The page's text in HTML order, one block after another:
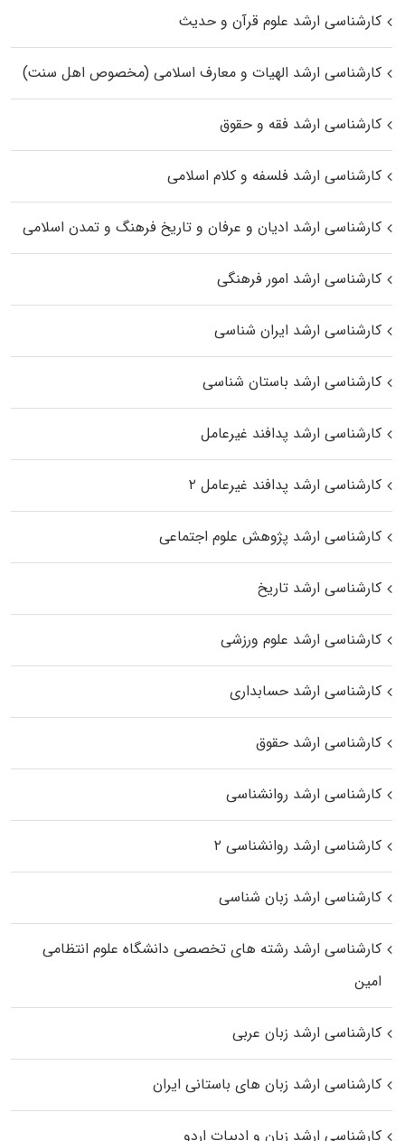
کارشناسی ارشد علوم قرآن و حدیث
کارشناسی ارشد الهیات و معارف اسلامی (مخصوص اهل سنت)
کارشناسی ارشد فقه و حقوق
کارشناسی ارشد فلسفه و کلام اسلامی
کارشناسی ارشد ادیان و عرفان و تاریخ فرهنگ و تمدن اسلامی
کارشناسی ارشد امور فرهنگی
کارشناسی ارشد ایران شناسی
کارشناسی ارشد باستان شناسی
کارشناسی ارشد پدافند غیرعامل
کارشناسی ارشد پدافند غیرعامل ۲
کارشناسی ارشد پژوهش علوم اجتماعی
کارشناسی ارشد تاریخ
کارشناسی ارشد علوم ورزشی
کارشناسی ارشد حسابداری
کارشناسی ارشد حقوق
کارشناسی ارشد روانشناسی
کارشناسی ارشد روانشناسی ۲
کارشناسی ارشد زبان شناسی
کارشناسی ارشد رﺷﺘﻪ ﻫﺎی تخصصی داﻧﺸﮕﺎه ﻋﻠﻮم انتظامی
اﻣﻴﻦ
کارشناسی ارشد زبان عربی
کارشناسی ارشد زبان‌ های باستانی ایران
کارشناسی ارشد زبان و ادبیات اردو